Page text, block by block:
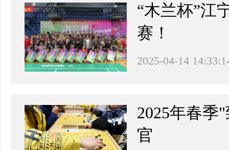
“木兰杯”江
赛！
2025-04-14
2025年春季
官